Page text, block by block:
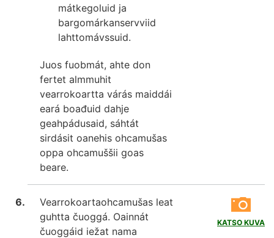
mátkegoluid ja
bargomárkanservviid
lahttomávssuid.
Juos fuobmát, ahte don
fertet almmuhit
vearrokoartta várás maiddái
eará boađuid dahje
geahpádusaid, sáhtát
sirdásit oanehis ohcamušas
oppa ohcamuššii goas
beare.
KATSO KUVA
Vearrokoartaohcamušas leat
guhtta čuoggá. Oainnát
čuoggáid iežat nama